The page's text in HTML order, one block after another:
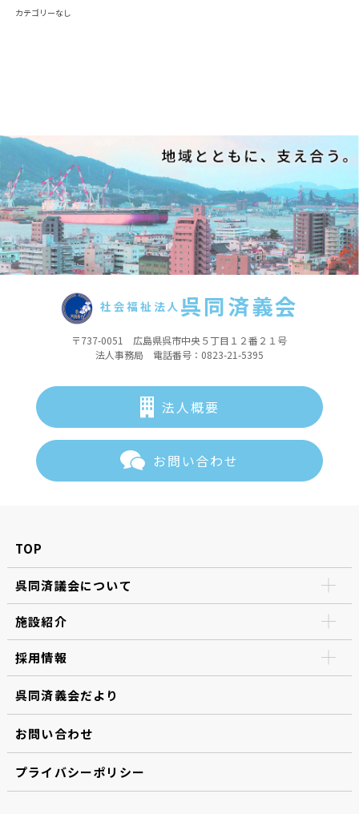
カテゴリーなし
社会福祉法人 呉同済義会
〒737-0051 広島県呉市中央５丁目１２番２１号
法人事務局 電話番号：0823-21-5395
法人概要
お問い合わせ
TOP
呉同済議会について
施設紹介
採用情報
呉同済義会だより
お問い合わせ
プライバシーポリシー